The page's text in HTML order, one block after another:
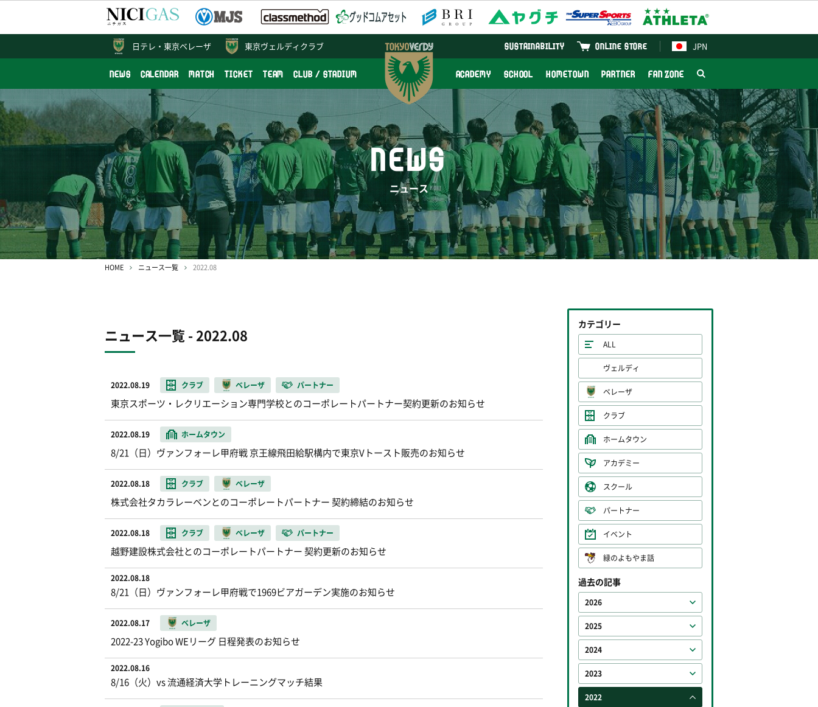
東京ヴェルディクラブ JPN
ONLINE STORE
SUSTAINABILITY
NEWS CALENDAR MATCH TICKET TEAM CLUB / STADIUM ACADEMY SCHOOL HOMETOWN PARTNER FAN ZONE
日テレ・ 東京ベレーザ
NEWS
ニュース
HOME ニュース一覧 2022.08
ニュース一覧 - 2022.08
2022.08.19 クラブ ベレーザ パートナー
東京スポーツ・レクリエーション専門学校とのコーポレートパートナー契約更新のお知らせ
2022.08.19 ホームタウン
8/21（日）ヴァンフォーレ甲府戦 京王線飛田給駅構内で東京Vトースト販売のお知らせ
2022.08.18 クラブ ベレーザ
株式会社タカラレーベンとのコーポレートパートナー 契約締結のお知らせ
2022.08.18 クラブ ベレーザ パートナー
越野建設株式会社とのコーポレートパートナー 契約更新のお知らせ
2022.08.18
8/21（日）ヴァンフォーレ甲府戦で1969ビアガーデン実施のお知らせ
2022.08.17 ベレーザ
2022-23 Yogibo WEリーグ 日程発表のお知らせ
2022.08.16
8/16（火）vs 流通経済大学トレーニングマッチ結果
カテゴリー
ALL
ヴェルディ
ベレーザ
クラブ
ホームタウン
アカデミー
スクール
パートナー
イベント
緑のよもやま話
過去の記事
2026
2025
2024
2023
2022